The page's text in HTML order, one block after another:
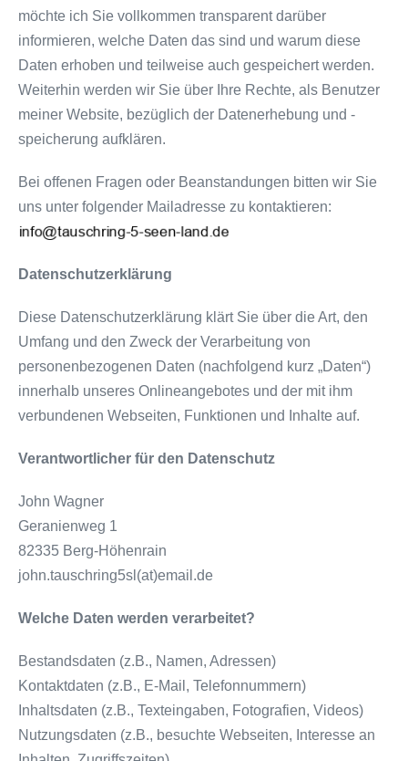
möchte ich Sie vollkommen transparent darüber
informieren, welche Daten das sind und warum diese
Daten erhoben und teilweise auch gespeichert werden.
Weiterhin werden wir Sie über Ihre Rechte, als Benutzer
meiner Website, bezüglich der Datenerhebung und -
speicherung aufklären.
Bei offenen Fragen oder Beanstandungen bitten wir Sie
uns unter folgender Mailadresse zu kontaktieren:
Datenschutzerklärung
Diese Datenschutzerklärung klärt Sie über die Art, den
Umfang und den Zweck der Verarbeitung von
personenbezogenen Daten (nachfolgend kurz „Daten“)
innerhalb unseres Onlineangebotes und der mit ihm
verbundenen Webseiten, Funktionen und Inhalte auf.
Verantwortlicher für den Datenschutz
John Wagner
Geranienweg 1
82335 Berg-Höhenrain
john.tauschring5sl(at)email.de
Welche Daten werden verarbeitet?
Bestandsdaten (z.B., Namen, Adressen)
Kontaktdaten (z.B., E-Mail, Telefonnummern)
Inhaltsdaten (z.B., Texteingaben, Fotografien, Videos)
Nutzungsdaten (z.B., besuchte Webseiten, Interesse an